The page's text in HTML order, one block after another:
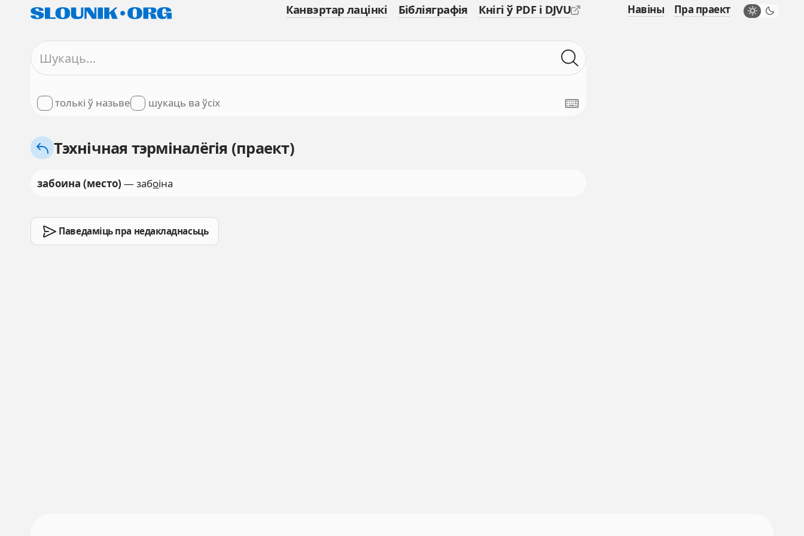
Канвэртар лацінкі Бібліяграфія Кнігі ў PDF і DJVU Навіны Пра праект
толькі ў назьве шукаць ва ўсіх
Тэхнічная тэрміналёгія (праект)
забоина (место) — забоіна
Паведаміць пра недакладнасьць